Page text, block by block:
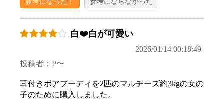
白❤️白が可愛い
2026/01/14 00:18:49
投稿者：P〜
耳付きボアフーディを2匹のマルチーズ約3kgの女の
子のために購入しました。